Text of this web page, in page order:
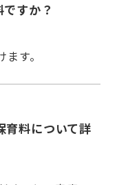
すか？
す。
育料について詳